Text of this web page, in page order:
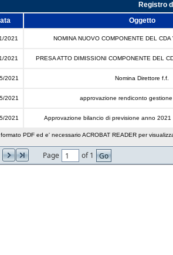
Registro
Oggetto
2021 NOMINA NUOVO COMPONENTE DEL CDA
2021 PRESA ATTO DIMISSIONI COMPONENTE DEL
2021 Nomina Direttore f.f.
2021 approvazione rendiconto
2021 Approvazione bilancio di previsione anno
PDF ed e' necessario ACROBAT READER per
Page of 1